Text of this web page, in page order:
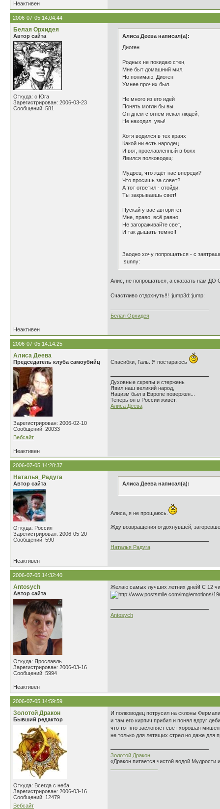
Неактивен
2006-07-05 14:04:44
Белая Орхидея
Автор сайта
Откуда: с Юга
Зарегистрирован: 2006-03-23
Сообщений: 581
Алиса Деева написал(а):
Диоген
Родных не покидаю стен,
Мне быт домашний мил,
Но понимаю, Диоген
Умнее прочих был.
Не много из его идей
Понять могли бы вы.
Он днём с огнём искал людей,
Не находил, увы!
Хотя водился в тех краях
Какой ни есть народец…
И вот, прославленный в боях
Явился полководец:
Мудрец, что ждёт нас впереди?
Что просишь за совет?
А тот ответил - отойди,
Ты закрываешь свет!
Пускай у вас авторитет,
Мне, право, всё равно,
Не загораживайте свет,
И так дышать темно!!
Заодно хочу попрощаться - с
:sunny:
Алис, не попрощаться, а сказзать нам
Счастливо отдохнуть!!! :jump3d::jump:
Белая Орхидея
Неактивен
2006-07-05 14:14:25
Алиса Деева
Председатель клуба самоубийц
Зарегистрирован: 2006-02-10
Сообщений: 20033
Вебсайт
Спасибки, Галь. Я постараюсь
Духовные скрепы и стержень
Явил наш великий народ,
Нацизм был в Европе повержен...
Теперь он в России живёт.
Алиса Деева
Неактивен
2006-07-05 14:28:37
Наталья_Радуга
Автор сайта
Откуда: Россия
Зарегистрирован: 2006-05-20
Сообщений: 590
Алиса Деева написал(а):
Алиса, я не прощаюсь.
Жду возвращения отдохнувшей,
Наталья Радуга
Неактивен
2006-07-05 14:32:40
Antosych
Автор сайта
Откуда: Ярославль
Зарегистрирован: 2006-03-16
Сообщений: 5994
Желаю самых лучших летних дней! С 12
Antosych
Неактивен
2006-07-05 14:59:59
Золотой Дракон
Бывший редактор
Откуда: Всегда с неба
Зарегистрирован: 2006-03-16
Сообщений: 12479
Вебсайт
И полководец потрусил на склоны
и там его кирпич прибил и понял вдруг
что тот кто заслоняет свет хорошая
не только для летящих стрел но даже для
Золотой Дракон
«Дракон питается чистой водой